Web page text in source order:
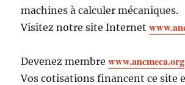
machines à calculer mécaniques.
Visitez notre site Internet
Devenez membrewww.ancmeca.org
Vos cotisations financent ce site